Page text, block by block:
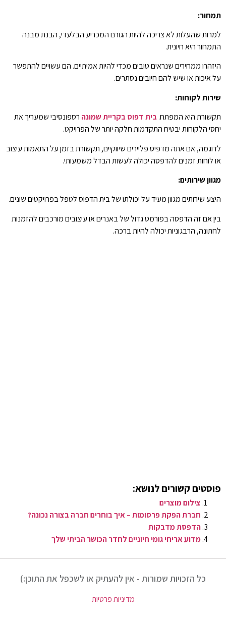
תמחור:
למרות שהעלות לא צריכה להיות הגורם המכריע הבלעדי, הבנת מבנה
התמחור היא חיונית.
היזהרו ממחירים שנראים טובים מכדי להיות אמיתיים. הם עשויים להתפשר
על איכות או שיש להם חיובים נסתרים.
שירות לקוחות:
תקשורת היא המפתח.בית דפוס בקריית שמונה רספונסיבי שמעריך את
יחסי הלקוחות יבטיח התקדמות חלקה יותר של הפרויקט.
לדוגמה, אם אתה מדפיס פליירים שיווקיים, תקשורת בזמן על התאמות עיצוב
או לוחות זמנים להדפסה יכולה לעשות הבדל משמעותי.
מגוון שירותים:
היצע שירותים מגוון מעיד על יכולתו של בית הדפוס לטפל בפרויקטים שונים.
בין אם זה הדפסה בפורמט גדול של באנרים או עיצובים מורכבים להזמנות
לחתונה, הרבגוניות יכולה להיות ברכה.
פוסטים קשורים לנושא:
צילום מוצרים
חברת הפקת פרסומות – איך בוחרים חברה בצורה נכונה?
הדפסת מדבקות
מדוע אריחי גומי חיוניים לחדר הכושר הביתי שלך
כל הזכויות שמורות - אין להעתיק או לשכפל את התוכן:)
מדיניות פרטיות